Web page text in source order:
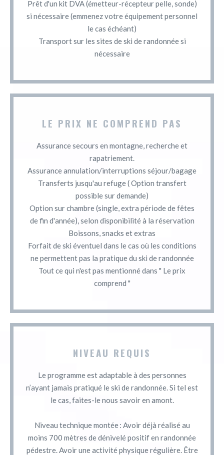
Prêt d'un kit DVA (émetteur-récepteur pelle, sonde)
si nécessaire (emmenez votre équipement personnel
le cas échéant)
Transport sur les sites de ski de randonnée si
nécessaire
LE PRIX NE COMPREND PAS
Assurance secours en montagne, recherche et
rapatriement.
Assurance annulation/interruptions séjour/bagage
Transferts jusqu'au refuge ( Option transfert
possible sur demande)
Option sur chambre (single, extra période de fêtes
de fin d'année), selon disponibilité à la réservation
Boissons, snacks et extras
Forfait de ski éventuel dans le cas où les conditions
ne permettent pas la pratique du ski de randonnée
Tout ce qui n'est pas mentionné dans " Le prix
comprend "
NIVEAU REQUIS
Le programme est adaptable à des personnes
n’ayant jamais pratiqué le ski de randonnée. Si tel est
le cas, faites-le nous savoir en amont.
Niveau technique montée : Avoir déjà réalisé au
moins 700 mètres de dénivelé positif en randonnée
pédestre. Avoir une activité physique régulière. Être